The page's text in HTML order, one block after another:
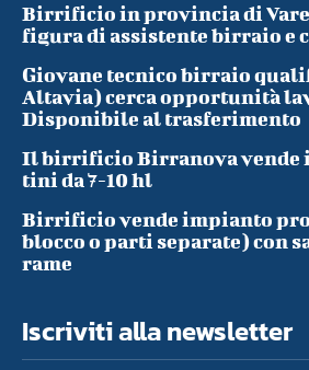
Birrificio in provincia di
figura di assistente birraio e
Giovane tecnico birraio
Altavia) cerca opportunità
Disponibile al trasferimento
Il birrificio Birranova vende
tini da 7-10 hl
Birrificio vende impianto
blocco o parti separate) con
rame
Iscriviti alla newsletter